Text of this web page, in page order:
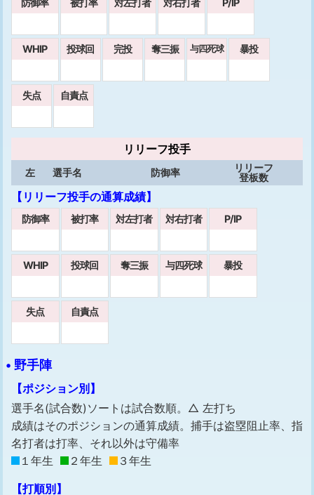
防御率 被打率 対左打者 対右打者 P/IP
WHIP 投球回 完投 奪三振 与四死球 暴投
失点 自責点
リリーフ投手
左 選手名 防御率
リリーフ
登板数
【リリーフ投手の通算成績】
防御率 被打率 対左打者 対右打者 P/IP
WHIP 投球回 奪三振 与四死球 暴投
失点 自責点
• 野手陣
【ポジション別】
選手名(試合数)ソートは試合数順。△ 左打ち
成績はそのポジションの通算成績。捕手は盗塁阻止率、指
名打者は打率、それ以外は守備率
１年生
２年生
３年生
【打順別】